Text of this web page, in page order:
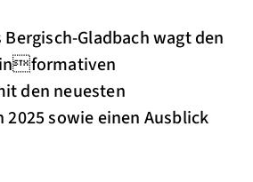
Bergisch-Gladbach wagt den
den neuesten
sowie einen Ausblick